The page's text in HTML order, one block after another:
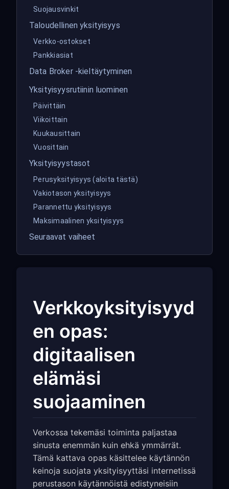
Suojausvinkit
Taloudellinen yksityisyys
Verkko-ostokset
Pankkiasiat
Data Broker -kieltäytyminen
Yksityisyysrutiinin luominen
Päivittäin
Viikoittain
Kuukausittain
Vuosittain
Yksityisyystasot
Perusyksityisyys (aloita tästä)
Vakiotason yksityisyys
Parannettu yksityisyys
Maksimaalinen yksityisyys
Seuraavat vaiheet
Verkkoyksityisyyd
en opas:
digitaalisen
elämäsi
suojaaminen
Verkossa tekemäsi toiminta paljastaa
sinusta enemmän kuin ehkä ymmärrät.
Tämä kattava opas käsittelee käytännön
keinoja suojata yksityisyyttäsi internetissä
perustason käytännöistä edistyneisiin